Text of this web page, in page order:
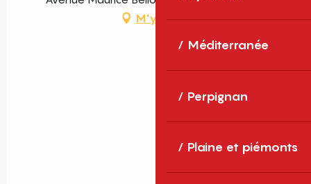
Méditerranée
Perpignan
Plaine et piémonts
M'y rendre